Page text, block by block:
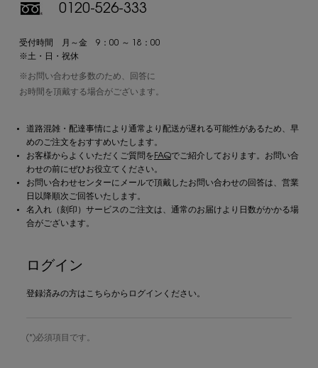
0120-526-333
受付時間 月～金 9：00 ～ 18：00
※土・日・祝休
※お問い合わせ多数のため、回答に
お時間を頂戴する場合がございます。
道路混雑・配達事情により通常より配送が遅れる可能性があるため、早
めのご注文をおすすめいたします。
お客様からよくいただくご質問を FAQでご紹介しております。お問い合
わせの前にぜひお役立てください。
お問い合わせセンターにメールで頂戴したお問い合わせの回答は、営業
日以降順次ご回答いたします。
名入れ（刻印）サービスのご注文は、通常のお届けより日数がかかる場
合がございます。
ログイン
登録済みの方はこちらからログインください。
(*)必須項目です。